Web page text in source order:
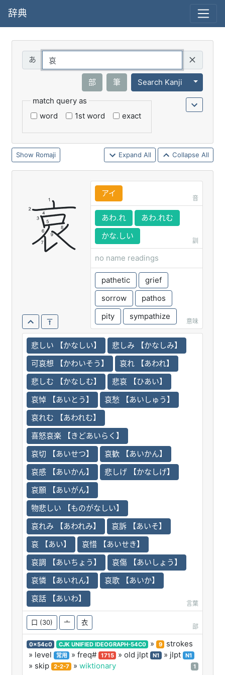
辞典
部 筆 Search Kanji
Toggle
match query as
word
1st word exact
Romaji Expand All Collapse All
哀 アイ
音
あわ.れ
あわ.れむ
かな.しい
訓
no name readings
pathetic
grief
sorrow
pathos
pity
sympathize
意味
悲しい 【かなしい】
悲しみ 【かなしみ】
可哀想 【かわいそう】
哀れ 【あわれ】
悲しむ 【かなしむ】
悲哀 【ひあい】
哀悼 【あいとう】
哀愁 【あいしゅう】
哀れむ 【あわれむ】
喜怒哀楽 【きどあいらく】
哀切 【あいせつ】
哀歓 【あいかん】
哀感 【あいかん】
悲しげ 【かなしげ】
哀願 【あいがん】
物悲しい 【ものがなしい】
哀れみ 【あわれみ】
哀訴 【あいそ】
哀 【あい】
哀惜 【あいせき】
哀調 【あいちょう】
哀傷 【あいしょう】
哀憐 【あいれん】
哀歌 【あいか】
哀話 【あいわ】
言葉
口 (30) 亠 衣
部
0x54c0 CJK UNIFIED IDEOGRAPH-54C0 » 9
strokes
» level
常用 » freq# 1715 » old jlpt N1 » jlpt N1
» skip 2-2-7 » wiktionary 1